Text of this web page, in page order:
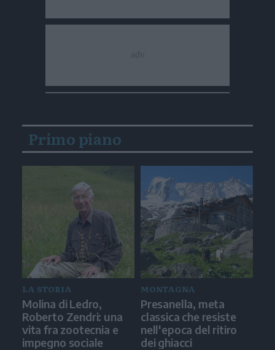
Primo piano
LA STORIA
Molina di Ledro,
Roberto Zendri: una
vita fra zootecnia e
impegno sociale
MONTAGNA
Presanella, meta
classica che resiste
nell'epoca del ritiro
dei ghiacci